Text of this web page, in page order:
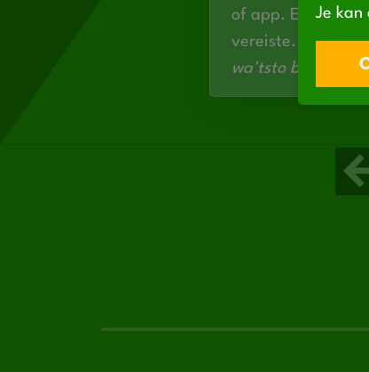
of app. Een cv
vereiste. We zijn
wa'tsto bist en
Je kan